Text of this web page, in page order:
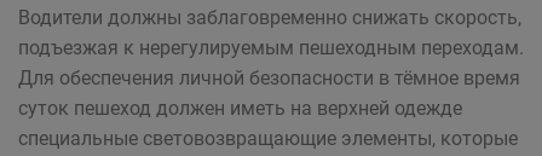
Водители должны заблаговременно снижать скорость,
подъезжая к нерегулируемым пешеходным переходам.
Для обеспечения личной безопасности в тёмное время
суток пешеход должен иметь на верхней одежде
специальные световозвращающие элементы, которые